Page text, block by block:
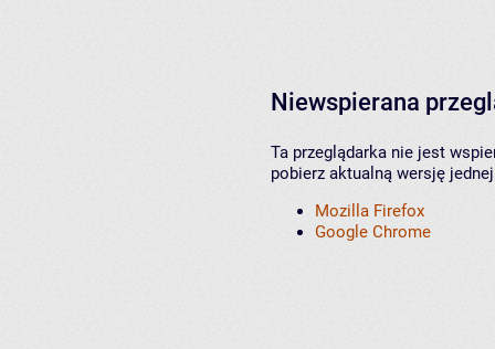
Niewspierana
Ta przeglądarka nie jest
pobierz aktualną wersję
Mozilla Firefox
Google Chrome